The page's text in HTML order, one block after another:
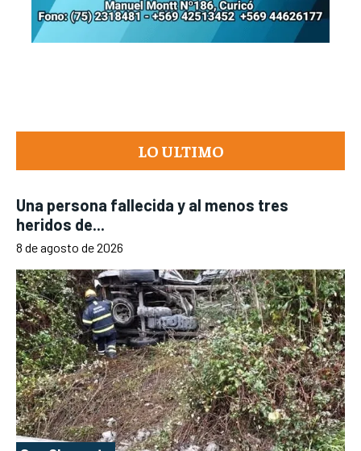
LO ULTIMO
Una persona fallecida y al menos tres
heridos de...
8 de agosto de 2026